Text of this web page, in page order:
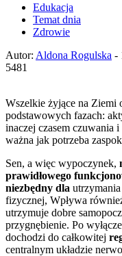
Edukacja
Temat dnia
Zdrowie
Autor: Aldona Rogulska -
5481
Wszelkie żyjące na Ziemi
podstawowych fazach:
inaczej czasem czuwania
ważna jak potrzeba
Sen, a więc wypoczynek,
prawidłowego
niezbędny dla
fizycznej, Wpływa
utrzymuje dobre
przygnębienie. Po
dochodzi do całkowitej
centralnym układzie